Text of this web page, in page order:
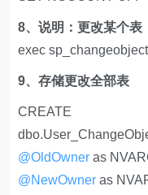
8、说明：更改某个表
exec
9、存储更改全部表
CREATE
@OldOwner as
@NewOwner as